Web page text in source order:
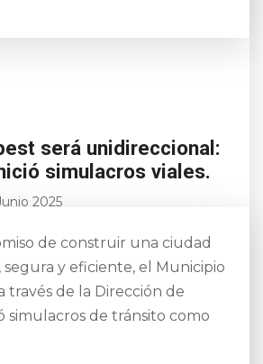
será unidireccional:
simulacros viales.
2025
de construir una ciudad
segura y eficiente, el Municipio
través de la Dirección de
simulacros de tránsito como